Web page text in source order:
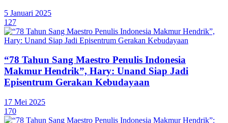
5 Januari 2025
127
“78 Tahun Sang Maestro Penulis Indonesia
Makmur Hendrik”, Hary: Unand Siap Jadi
Episentrum Gerakan Kebudayaan
17 Mei 2025
170